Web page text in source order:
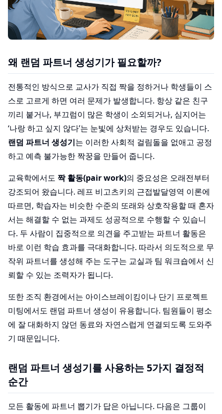
왜 랜덤 파트너 생성기가 필요할까?
전통적인 방식으로 교사가 직접 짝을 정하거나 학생들이 스
스로 고르게 하면 여러 문제가 발생합니다. 항상 같은 친구
끼리 붙거나, 부끄럼이 많은 학생이 소외되거나, 심지어는
‘나랑 하고 싶지 않다’는 눈빛에 상처받는 경우도 있습니다.
랜덤 파트너 생성기는 이러한 사회적 걸림돌을 없애고 공정
하고 예측 불가능한 짝꿍을 만들어 줍니다.
교육학에서도 짝 활동(pair work)의 중요성은 오래전부터
강조되어 왔습니다. 레프 비고츠키의 근접발달영역 이론에
따르면, 학습자는 비슷한 수준의 또래와 상호작용할 때 혼자
서는 해결할 수 없는 과제도 성공적으로 수행할 수 있습니
다. 두 사람이 집중적으로 의견을 주고받는 파트너 활동은
바로 이런 학습 효과를 극대화합니다. 따라서 의도적으로 무
작위 파트너를 생성해 주는 도구는 교실과 팀 워크숍에서 신
뢰할 수 있는 조력자가 됩니다.
또한 조직 환경에서는 아이스브레이킹이나 단기 프로젝트
미팅에서도 랜덤 파트너 생성이 유용합니다. 팀원들이 평소
에 잘 대화하지 않던 동료와 자연스럽게 연결되도록 도와주
기 때문입니다.
랜덤 파트너 생성기를 사용하는 5가지 결정적
순간
모든 활동에 파트너 뽑기가 답은 아닙니다. 다음은 그룹이